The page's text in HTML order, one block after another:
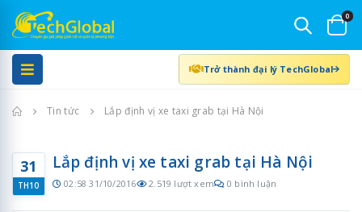
0
Trở thành đại lý TechGlobal
Trang chủ
Tin tức Lắp định vị xe taxi grab tại Hà Nội
31
TH10
Lắp định vị xe taxi grab tại Hà Nội
02:58 31/10/2016 2.519 lượt xem 0 bình luận